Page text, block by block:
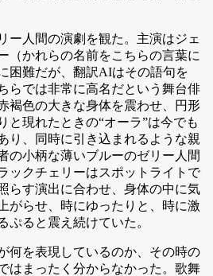
ー人間の演劇を観た。主演はジェ
（かれらの名前をこちらの言葉に
困難だが、翻訳AIはその語句を
らでは非常に高名だという舞台俳
褐色の大きな身体を震わせ、円形
と現れたときの“オーラ”は今でも
り、同時に引き込まれるような親
の小柄な薄いブルーのゼリー人間
ックチェリーはスポットライトで
らす演出に合わせ、身体の中に気
がらせ、時にゆったりと、時に激
ぷると震え続けていた。
何を表現しているのか、その時の
はまったく分からなかった。歌舞